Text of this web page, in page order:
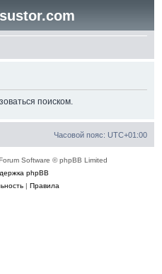
поиском.
Часовой пояс: UTC+01:00
Software © phpBB Limited
phpBB
| Правила